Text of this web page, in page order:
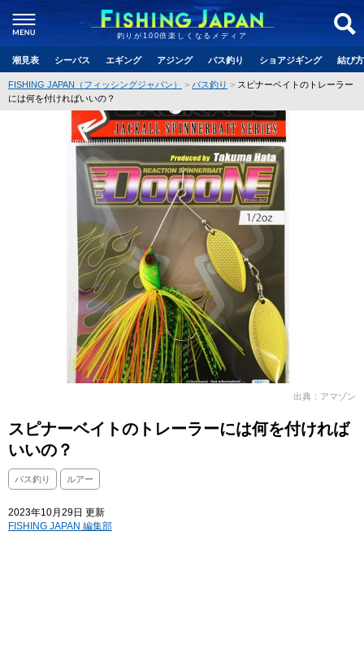
釣りが100倍楽しくなるメディア
潮見表 シーバス エギング アジング バス釣り ショアジギング 結び
FISHING JAPAN（フィッシングジャパン） バス釣り
スピナーベイトのトレーラー
には何を付ければいいの？
出典：アマゾン
スピナーベイトのトレーラーには何を付ければ
いいの？
バス釣り ルアー
2023年10月29日 更新
FISHING JAPAN 編集部